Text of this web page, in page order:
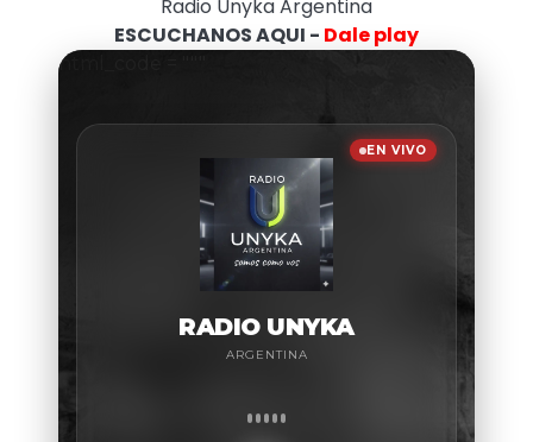
Radio Unyka Argentina
ESCUCHANOS AQUI - Dale play